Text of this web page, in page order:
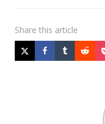
Share this article